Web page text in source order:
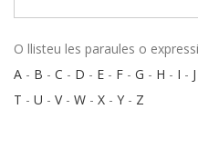
O llisteu les paraules o
A - B - C - D - E - F - G - H - I - J
T - U - V- W - X - Y - Z